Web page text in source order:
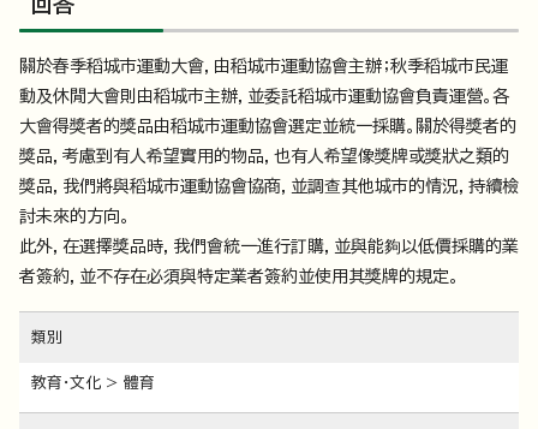
關於春季稻城市運動大會，由稻城市運動協會主辦；秋季稻城市民運
動及休閒大會則由稻城市主辦，並委託稻城市運動協會負責運營。各
大會得獎者的獎品由稻城市運動協會選定並統一採購。關於得獎者的
獎品，考慮到有人希望實用的物品，也有人希望像獎牌或獎狀之類的
獎品，我們將與稻城市運動協會協商，並調查其他城市的情況，持續檢
討未來的方向。
此外，在選擇獎品時，我們會統一進行訂購，並與能夠以低價採購的業
者簽約，並不存在必須與特定業者簽約並使用其獎牌的規定。
類別
教育・文化 > 體育